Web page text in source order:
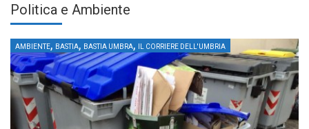
Politica e Ambiente
AMBIENTE, BASTIA, BASTIA UMBRA, IL CORRIERE DELL'UMBRIA